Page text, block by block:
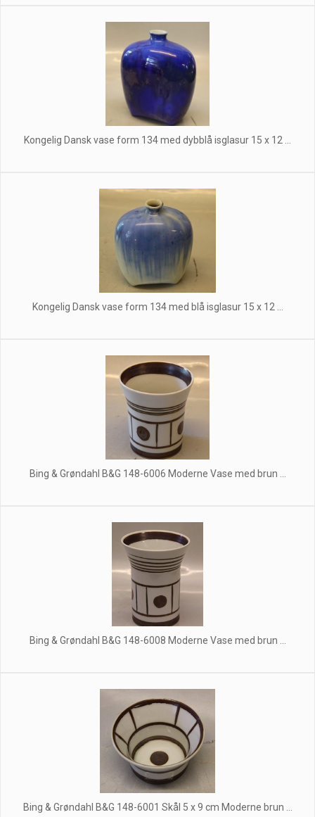
Kongelig Dansk vase form 134 med dybblå isglasur 15 x 12 ...
Kongelig Dansk vase form 134 med blå isglasur 15 x 12 ...
Bing & Grøndahl B&G 148-6006 Moderne Vase med brun ...
Bing & Grøndahl B&G 148-6008 Moderne Vase med brun ...
Bing & Grøndahl B&G 148-6001 Skål 5 x 9 cm Moderne brun ...